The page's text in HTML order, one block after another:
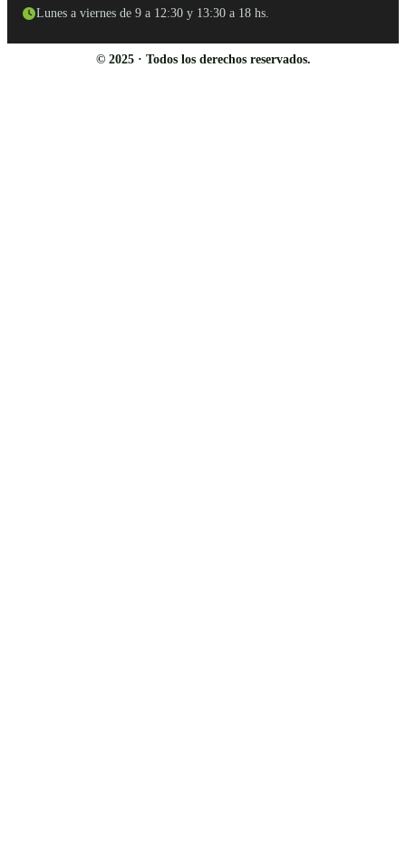
Lunes a viernes de 9 a 12:30 y 13:30 a 18 hs.
© 2025 · Todos los derechos reservados.